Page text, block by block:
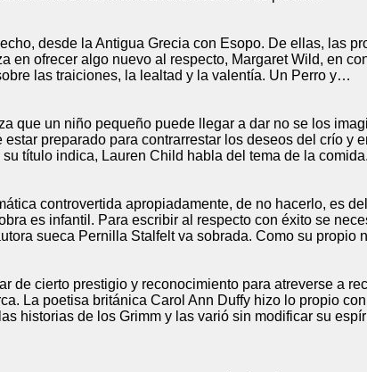
desde la Antigua Grecia con Esopo. De ellas, las
en ofrecer algo nuevo al respecto, Margaret Wild, en
las traiciones, la lealtad y la valentía. Un Perro y…
que un niño pequeño puede llegar a dar no se los
preparado para contrarrestar los deseos del crío y
título indica, Lauren Child habla del tema de la
controvertida apropiadamente, de no hacerlo, es
es infantil. Para escribir al respecto con éxito se
sueca Pernilla Stalfelt va sobrada. Como su propio
de cierto prestigio y reconocimiento para atreverse a
La poetisa británica Carol Ann Duffy hizo lo propio
historias de los Grimm y las varió sin modificar su